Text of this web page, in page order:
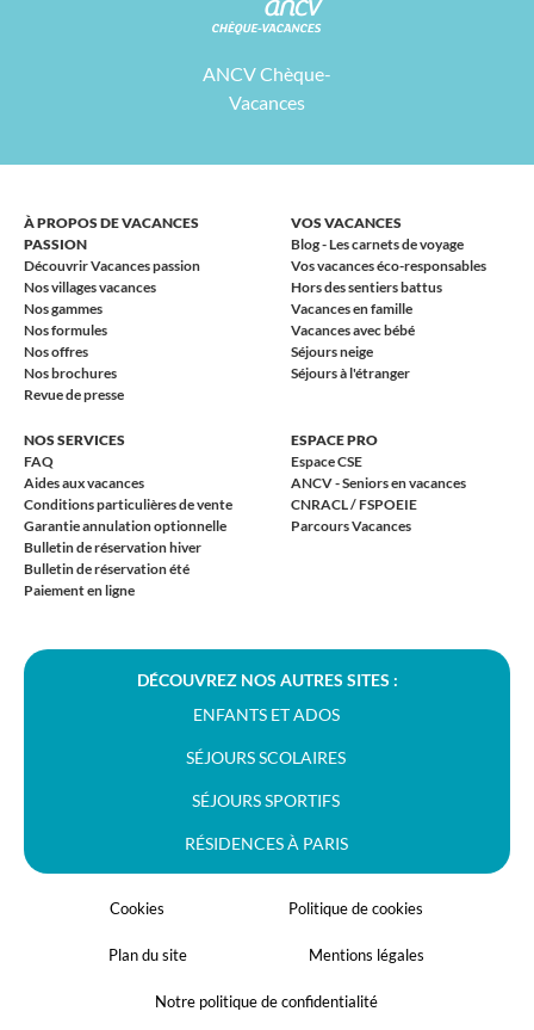
ANCV Chèque-
Vacances
À PROPOS DE VACANCES
PASSION
Découvrir Vacances passion
Nos villages vacances
Nos gammes
Nos formules
Nos offres
Nos brochures
Revue de presse
VOS VACANCES
Blog - Les carnets de voyage
Vos vacances éco-responsables
Hors des sentiers battus
Vacances en famille
Vacances avec bébé
Séjours neige
Séjours à l'étranger
NOS SERVICES
FAQ
Aides aux vacances
Conditions particulières de vente
Garantie annulation optionnelle
Bulletin de réservation hiver
Bulletin de réservation été
Paiement en ligne
ESPACE PRO
Espace CSE
ANCV - Seniors en vacances
CNRACL / FSPOEIE
Parcours Vacances
DÉCOUVREZ NOS AUTRES SITES :
ENFANTS ET ADOS
SÉJOURS SCOLAIRES
SÉJOURS SPORTIFS
RÉSIDENCES À PARIS
Cookies Politique de cookies
Plan du site Mentions légales
Notre politique de confidentialité